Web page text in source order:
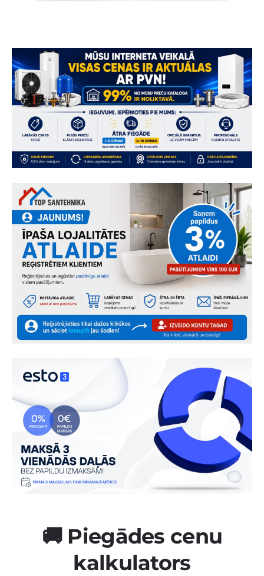
🚚 Piegādes cenu
kalkulators